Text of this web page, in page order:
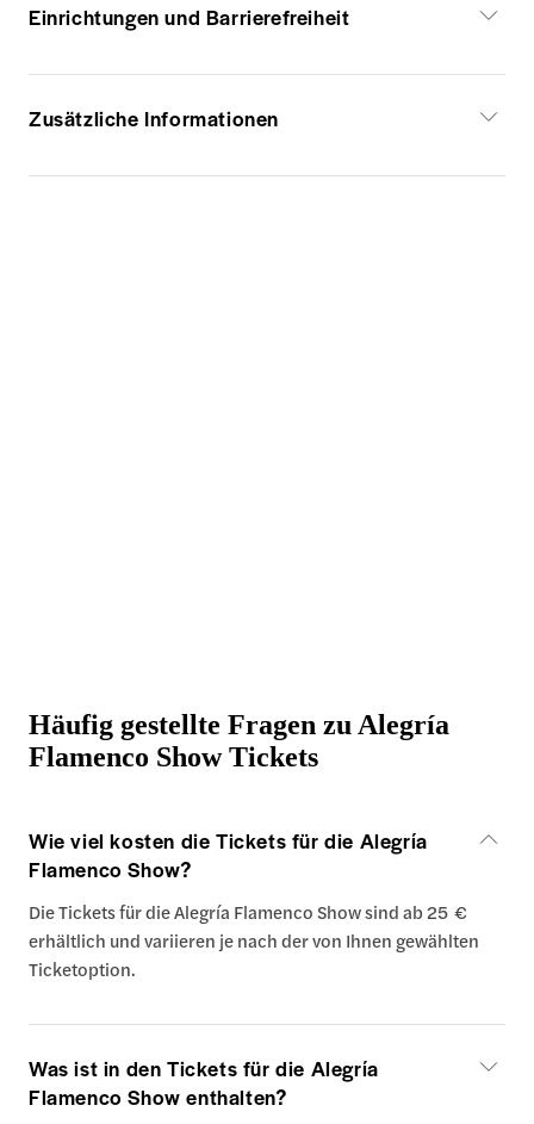
Einrichtungen und Barrierefreiheit
Zusätzliche Informationen
Häufig gestellte Fragen zu Alegría
Flamenco Show Tickets
Wie viel kosten die Tickets für die Alegría
Flamenco Show?
Die Tickets für die Alegría Flamenco Show sind ab 25 €
erhältlich und variieren je nach der von Ihnen gewählten
Ticketoption.
Was ist in den Tickets für die Alegría
Flamenco Show enthalten?